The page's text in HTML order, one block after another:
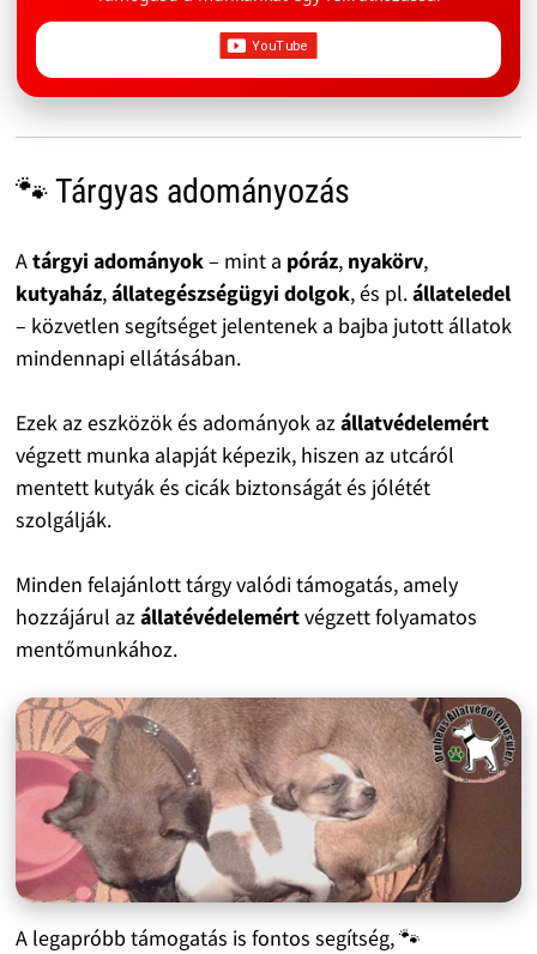
🐾 Tárgyas adományozás
Atárgyi adományok– mint a póráz, nyakörv,
kutyaház,állategészségügyi dolgok, és pl.állateledel
– közvetlen segítséget jelentenek a bajba jutott állatok
mindennapi ellátásában.
Ezek az eszközök és adományok azállatvédelemért
végzett munka alapját képezik, hiszen az utcáról
mentett kutyák és cicák biztonságát és jólétét
szolgálják.
Minden felajánlott tárgy valódi támogatás, amely
hozzájárul azállatévédelemértvégzett folyamatos
mentőmunkához.
A legapróbb támogatás is fontos segítség, 🐾